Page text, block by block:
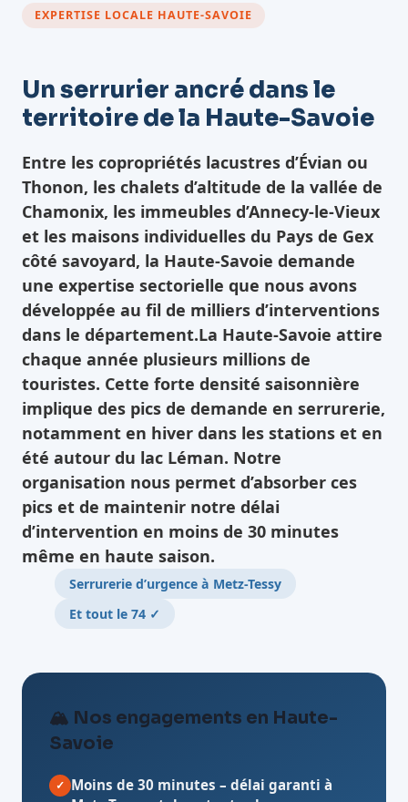
EXPERTISE LOCALE HAUTE-SAVOIE
Un serrurier ancré dans le
territoire de la Haute-Savoie
Entre les copropriétés lacustres d’Évian ou
Thonon, les chalets d’altitude de la vallée de
Chamonix, les immeubles d’Annecy-le-Vieux
et les maisons individuelles du Pays de Gex
côté savoyard, la Haute-Savoie demande
une expertise sectorielle que nous avons
développée au fil de milliers d’interventions
dans le département.La Haute-Savoie attire
chaque année plusieurs millions de
touristes. Cette forte densité saisonnière
implique des pics de demande en serrurerie,
notamment en hiver dans les stations et en
été autour du lac Léman. Notre
organisation nous permet d’absorber ces
pics et de maintenir notre délai
d’intervention en moins de 30 minutes
même en haute saison.
Serrurerie d’urgence à Metz-Tessy
Et tout le 74 ✓
🏔️ Nos engagements en Haute-
Savoie
✓ Moins de 30 minutes – délai garanti à